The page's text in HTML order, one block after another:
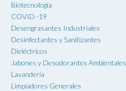
Biotecnología
COVID -19
Desengrasantes Industriales
Desinfectantes y Sanitizantes
Dieléctricos
Jabones y Desodorantes Ambientales
Lavandería
Limpiadores Generales